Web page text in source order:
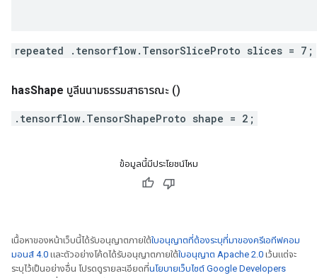
repeated .tensorflow.TensorSliceProto slices = 7;
hasShape บูลีนนามธรรมสาธารณะ ()
.tensorflow.TensorShapeProto shape = 2;
ข้อมูลนี้มีประโยชน์ไหม
เนื้อหาของหน้าเว็บนี้ได้รับอนุญาตภายใต้ใบอนุญาตที่ต้องระบุที่มาของครีเอทีฟคอม
มอนส์ 4.0 และตัวอย่างโค้ดได้รับอนุญาตภายใต้ใบอนุญาต Apache 2.0 เว้นแต่จะ
ระบุไว้เป็นอย่างอื่น โปรดดูรายละเอียดที่นโยบายเว็บไซต์ Google Developers